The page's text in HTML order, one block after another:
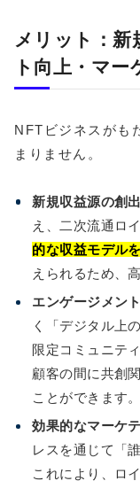
メリット：新
ト向上・マー
NFTビジネスがも
まりません。
新規収益源の創出
え、二次流通ロ
的な収益モデル
えられるため、
エンゲージメン
く「デジタル上
限定コミュニテ
顧客の間に共創
ことができます。
効果的なマーケ
レスを通じて「
これにより、ロ